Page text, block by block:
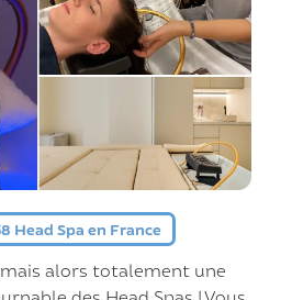
Head Spa en France
alors totalement une